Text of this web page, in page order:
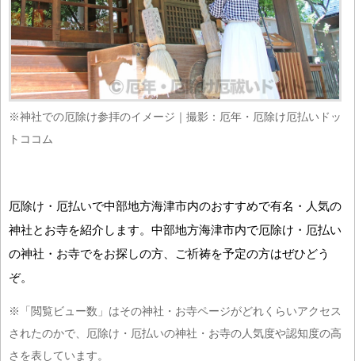
※神社での厄除け参拝のイメージ｜撮影：厄年・厄除け厄払いドッ
トココム
厄除け・厄払いで中部地方海津市内のおすすめで有名・人気の
神社とお寺を紹介します。中部地方海津市内で厄除け・厄払い
の神社・お寺でをお探しの方、ご祈祷を予定の方はぜひどう
ぞ。
※「閲覧ビュー数」はその神社・お寺ページがどれくらいアクセス
されたのかで、厄除け・厄払いの神社・お寺の人気度や認知度の高
さを表しています。